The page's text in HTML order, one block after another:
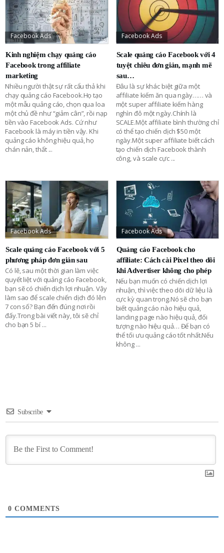
Facebook Ads
Kinh nghiệm chạy quảng cáo
Facebook trong affiliate
marketing
Nhiều người thật sự rất cẩu thả khi
chạy quảng cáo Facebook.Họ tạo
một mẫu quảng cáo, chọn qua loa
một chủ đề như “giảm cân”, rồi nạp
tiền vào Facebook Ads. Cứ như
Facebook là máy in tiền vậy. Khi
quảng cáo không hiệu quả, họ
chán nản, thất ...
Facebook Ads
Scale quảng cáo Facebook với 4
tuyệt chiêu đơn giản, mạnh mẽ
sau…
Đâu là sự khác biệt giữa một
affiliate kiếm ăn qua ngày…… và
một super affiliate kiếm hàng
nghìn đô một ngày.Chính là
SCALE.Một affiliate bình thường chỉ
có thể tạo chiến dịch $50 một
ngày.Một super affiliate biết cách
tạo chiến dịch Facebook thành
công, và scale cực ...
Facebook Ads
Scale quảng cáo Facebook với 5
phương pháp đơn giản sau
Có lẽ, sau một thời gian làm việc
quyết liệt với quảng cáo Facebook,
bạn sẽ có chiến dịch lợi nhuận. Vậy
làm sao để scale chiến dịch đó lên
7 con số? Bạn đến đúng nơi rồi
đấy.Trong bài viết này, tôi sẽ chỉ
cho bạn 5 bí ...
Facebook Ads
Quảng cáo Facebook cho
affiliate: Cách cài Pixel theo dõi
khi Advertiser không cho phép
Nếu bạn muốn có chiến dịch lợi
nhuận, thì việc theo dõi dữ liệu là
cực kỳ quan trọng.Nó sẽ cho bạn
biết quảng cáo nào hiệu quả,
landing page nào hiệu quả, đối
tượng nào hiệu quả… Để bạn có
thể tối ưu quảng cáo tốt nhất.Nếu
không ...
Subscribe
0 COMMENTS